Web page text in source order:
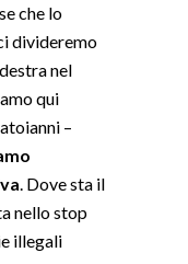
che lo
divideremo
nel
qui
–
. Dove sta il
nello stop
illegali